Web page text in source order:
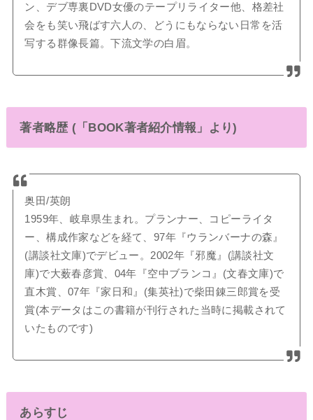
ン、デブ専裏DVD女優のテープリライター他、格差社
会をも笑い飛ばす六人の、どうにもならない日常を活
写する群像長篇。下流文学の白眉。
著者略歴 (「BOOK著者紹介情報」より)
奥田/英朗
1959年、岐阜県生まれ。プランナー、コピーライタ
ー、構成作家などを経て、97年『ウランバーナの森』
(講談社文庫)でデビュー。2002年『邪魔』(講談社文
庫)で大薮春彦賞、04年『空中ブランコ』(文春文庫)で
直木賞、07年『家日和』(集英社)で柴田錬三郎賞を受
賞(本データはこの書籍が刊行された当時に掲載されて
いたものです)
あらすじ